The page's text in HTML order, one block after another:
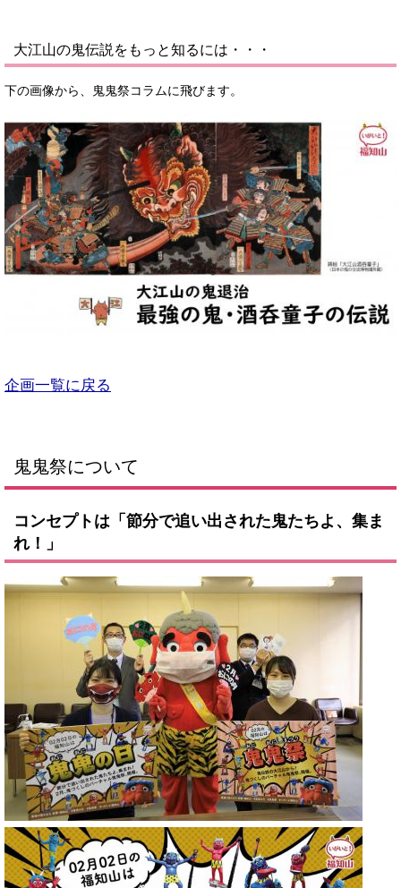
大江山の鬼伝説をもっと知るには・・・
下の画像から、鬼鬼祭コラムに飛びます。
企画一覧に戻る
鬼鬼祭について
コンセプトは「節分で追い出された鬼たちよ、集ま
れ！」